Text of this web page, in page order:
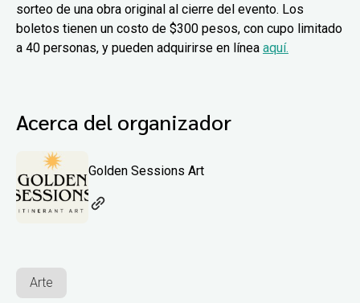
sorteo de una obra original al cierre del evento. Los
boletos tienen un costo de $300 pesos, con cupo limitado
a 40 personas, y pueden adquirirse en línea aquí.
Acerca del organizador
Golden Sessions Art
Arte